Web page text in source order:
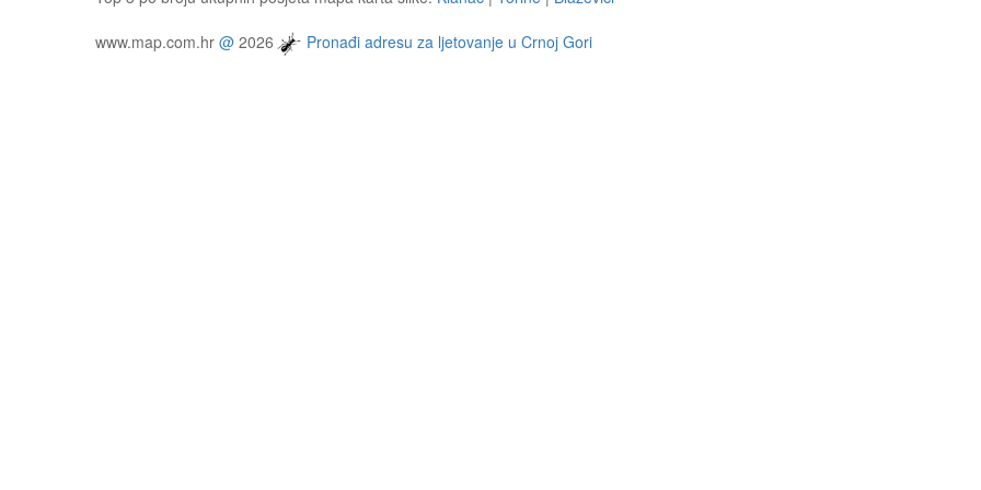
www.map.com.hr @ 2026 Pronađi adresu za ljetovanje u Crnoj Gori